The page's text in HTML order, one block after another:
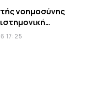
νοημοσύνης
φέρνουν στο φως
17:25